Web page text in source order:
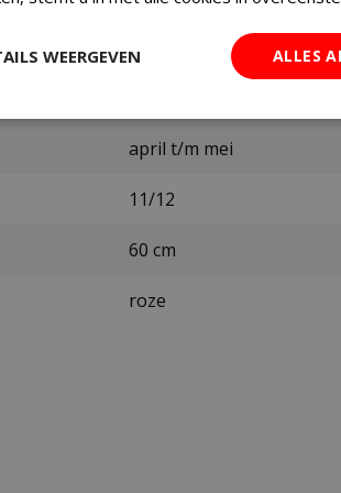
Jub
april t/m mei
11/12
60 cm
roze
ALLES
WEERGEVEN